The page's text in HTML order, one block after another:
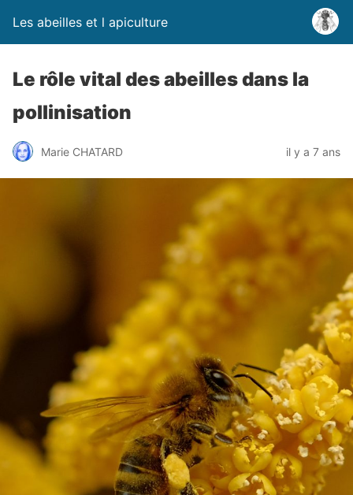
Les abeilles et l apiculture
Le rôle vital des abeilles dans la
pollinisation
Marie CHATARD il y a 7 ans